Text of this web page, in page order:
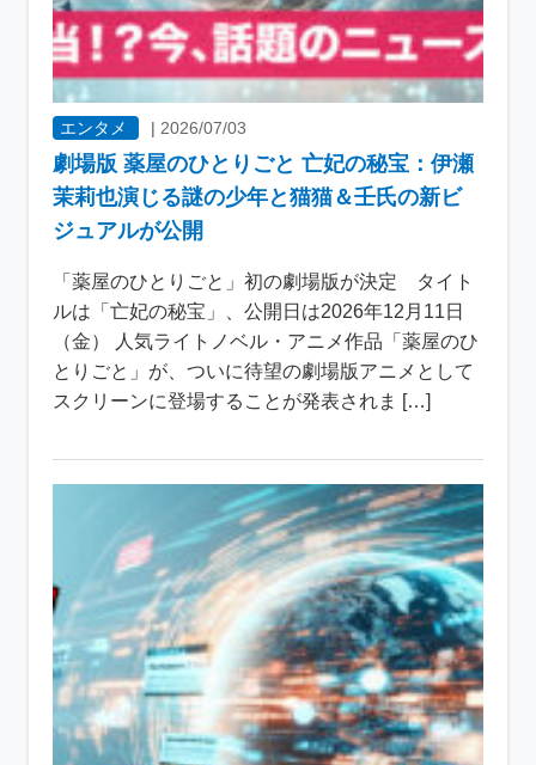
エンタメ | 2026/07/03
劇場版 薬屋のひとりごと 亡妃の秘宝：伊瀬
茉莉也演じる謎の少年と猫猫＆壬氏の新ビ
ジュアルが公開
「薬屋のひとりごと」初の劇場版が決定 タイト
ルは「亡妃の秘宝」、公開日は2026年12月11日
（金） 人気ライトノベル・アニメ作品「薬屋のひ
とりごと」が、ついに待望の劇場版アニメとして
スクリーンに登場することが発表されま […]